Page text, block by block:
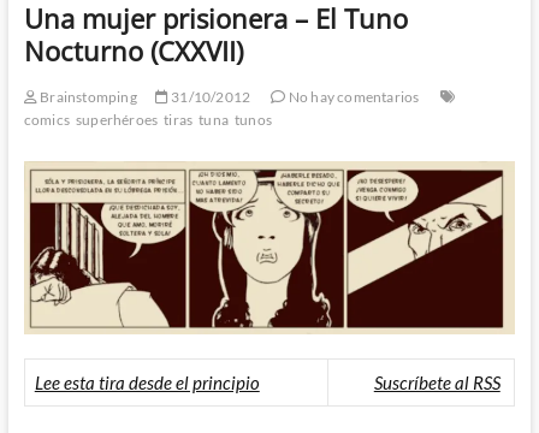
Una mujer prisionera – El Tuno
Nocturno (CXXVII)
Brainstomping 31/10/2012
No hay comentarios
comics superhéroes tiras tuna tunos
Lee esta tira desde el principio Suscríbete al RSS